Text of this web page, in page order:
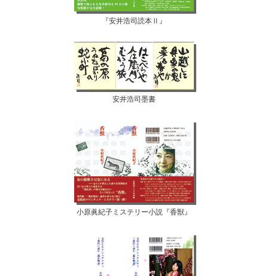
『安井浩司読本Ⅱ』
安井浩司墨書
小原眞紀子ミステリー小説『香獣』